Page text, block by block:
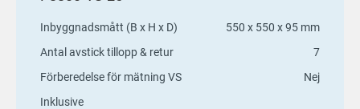
Inbyggnadsmått (B x H x D)
550 x 550 x 95 mm
Antal avstick tillopp & retur
7
Förberedelse för mätning VS
Nej
Inklusive